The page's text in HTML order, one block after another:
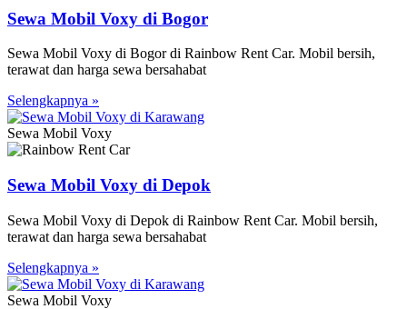
Sewa Mobil Voxy di Bogor
Sewa Mobil Voxy di Bogor di Rainbow Rent Car. Mobil bersih,
terawat dan harga sewa bersahabat
Selengkapnya »
Sewa Mobil Voxy
Sewa Mobil Voxy di Depok
Sewa Mobil Voxy di Depok di Rainbow Rent Car. Mobil bersih,
terawat dan harga sewa bersahabat
Selengkapnya »
Sewa Mobil Voxy